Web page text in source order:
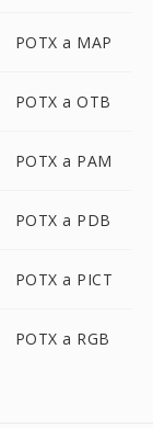
POTX a MAP
POTX a OTB
POTX a PAM
POTX a PDB
POTX a PICT
POTX a RGB